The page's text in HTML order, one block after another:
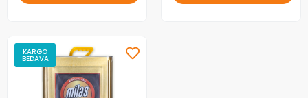
KARGO
BEDAVA